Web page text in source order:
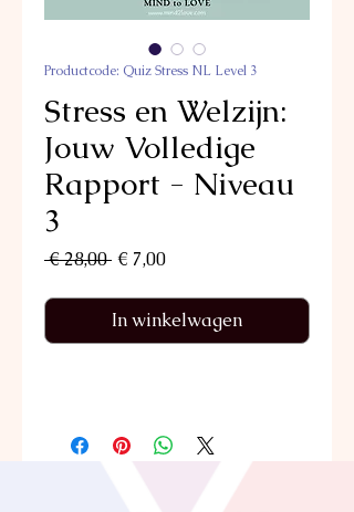
Productcode: Quiz Stress NL Level 3
Stress en Welzijn:
Jouw Volledige
Rapport - Niveau
3
€ 28,00 Normale
€ 7,00Verkoopprijs
In winkelwagen